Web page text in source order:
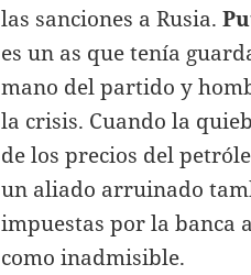
las sanciones a Rusia.
es un as que tenía
mano del partido y
la crisis. Cuando la
de los precios del
un aliado arruinado
impuestas por la banca
como inadmisible.